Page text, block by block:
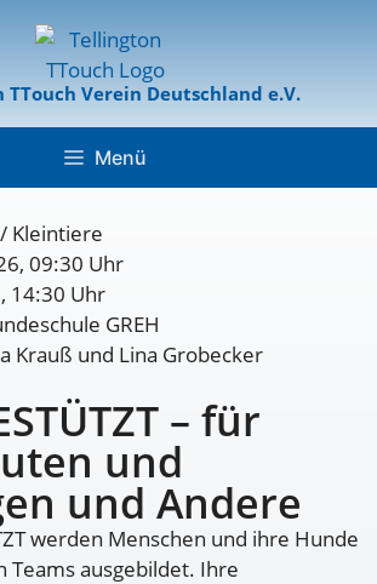
Verein Deutschland e.V.
Menü
Kleintiere
09:30 Uhr
14:30 Uhr
GREH
Krauß und Lina Grobecker
– für
und
und Andere
werden Menschen und ihre Hunde
Teams ausgebildet. Ihre